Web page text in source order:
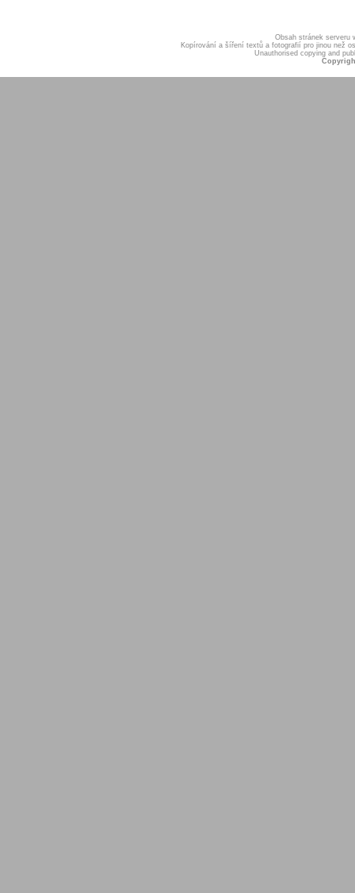
Obsah stránek serveru
Kopírování a šíření textů a fotografií pro jinou než
Unauthorised copying and